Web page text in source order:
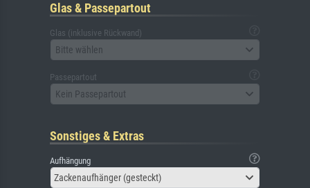
Glas & Passepartout
Glas (inklusive Rückwand)
Bitte wählen
Passepartout
Kein Passepartout
Sonstiges & Extras
Aufhängung
Zackenaufhänger (gesteckt)